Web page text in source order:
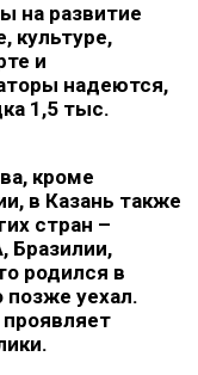
на развитие
культуре,
и
надеются,
1,5 тыс.
кроме
в Казань также
стран –
Бразилии,
родился в
позже уехал.